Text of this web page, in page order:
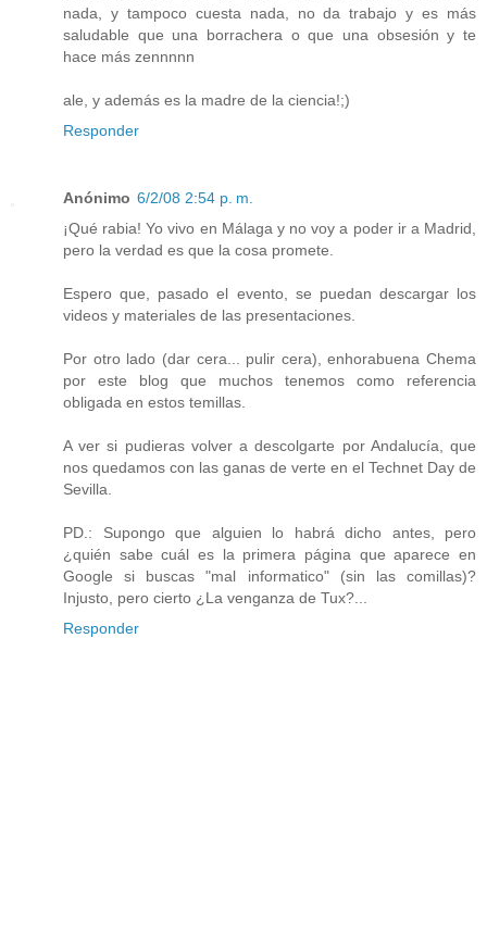
nada, y tampoco cuesta nada, no da trabajo y es más
saludable que una borrachera o que una obsesión y te
hace más zennnnn
ale, y además es la madre de la ciencia!;)
Responder
Anónimo 6/2/08 2:54 p. m.
¡Qué rabia! Yo vivo en Málaga y no voy a poder ir a Madrid,
pero la verdad es que la cosa promete.
Espero que, pasado el evento, se puedan descargar los
videos y materiales de las presentaciones.
Por otro lado (dar cera... pulir cera), enhorabuena Chema
por este blog que muchos tenemos como referencia
obligada en estos temillas.
A ver si pudieras volver a descolgarte por Andalucía, que
nos quedamos con las ganas de verte en el Technet Day de
Sevilla.
PD.: Supongo que alguien lo habrá dicho antes, pero
¿quién sabe cuál es la primera página que aparece en
Google si buscas "mal informatico" (sin las comillas)?
Injusto, pero cierto ¿La venganza de Tux?...
Responder